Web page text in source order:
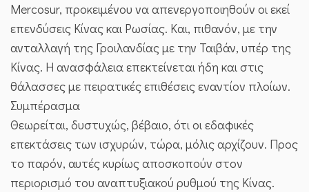
Mercosur, προκειμένου να απενεργοποιηθούν οι εκεί
επενδύσεις Κίνας και Ρωσίας. Και, πιθανόν, με την
ανταλλαγή της Γροιλανδίας με την Ταιβάν, υπέρ της
Κίνας. Η ανασφάλεια επεκτείνεται ήδη και στις
θάλασσες με πειρατικές επιθέσεις εναντίον πλοίων.
Συμπέρασμα
Θεωρείται, δυστυχώς, βέβαιο, ότι οι εδαφικές
επεκτάσεις των ισχυρών, τώρα, μόλις αρχίζουν. Προς
το παρόν, αυτές κυρίως αποσκοπούν στον
περιορισμό του αναπτυξιακού ρυθμού της Κίνας.